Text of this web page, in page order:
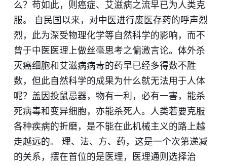
么？苟如此，则癌症、艾滋病之流早已为人类克
服。 自民国以来，对中医进行废医存药的呼声烈
烈，此为深受物理化学等自然科学的影响，而不
曾于中医医理上做丝毫思考之偏激言论。体外杀
灭癌细胞和艾滋病病毒的药早已经多得数不胜
数，但此自然科学的成果为什么就无法用于人体
呢？盖因投鼠忌器，物有一利，必有一害，能杀
死病毒和变异细胞，亦能杀死人。人类若要克服
各种疾病的折磨，是不能在此机械主义的路上越
走越远的。 理、法、方、药，这是一个次第递减
的关系，摆在首位的是医理，医理通则选择治